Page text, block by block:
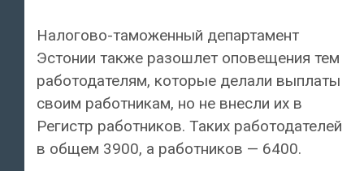
Налогово-таможенный департамент
Эстонии также разошлет оповещения тем
работодателям, которые делали выплаты
своим работникам, но не внесли их в
Регистр работников. Таких работодателей
в общем 3900, а работников — 6400.